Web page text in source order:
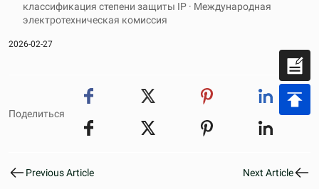
классификация степени защиты IP · Международная
электротехническая комиссия
2026-02-27
Поделиться
Previous Article Next Article